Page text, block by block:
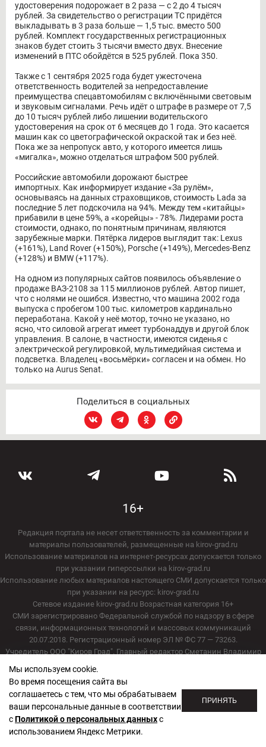
удостоверения подорожает в 2 раза — с 2 до 4 тысяч
рублей. За свидетельство о регистрации ТС придётся
выкладывать в 3 раза больше — 1,5 тыс. вместо 500
рублей. Комплект государственных регистрационных
знаков будет стоить 3 тысячи вместо двух. Внесение
изменений в ПТС обойдётся в 525 рублей. Пока 350.
Также с 1 сентября 2025 года будет ужесточена
ответственность водителей за непредоставление
преимущества спецавтомобилям с включёнными световым
и звуковым сигналами. Речь идёт о штрафе в размере от 7,5
до 10 тысяч рублей либо лишении водительского
удостоверения на срок от 6 месяцев до 1 года. Это касается
машин как со цветографической окраской так и без неё.
Пока же за непропуск авто, у которого имеется лишь
«мигалка», можно отделаться штрафом 500 рублей.
Российские автомобили дорожают быстрее
импортных. Как информирует издание «За рулём»,
основываясь на данных страховщиков, стоимость Lada за
последние 5 лет подскочила на 94%. Между тем «китайцы»
прибавили в цене 59%, а «корейцы» - 78%. Лидерами роста
стоимости, однако, по понятным причинам, являются
зарубежные марки. Пятёрка лидеров выглядит так: Lexus
(+161%), Land Rover (+150%), Porsche (+149%), Mercedes-Benz
(+128%) и BMW (+117%).
На одном из популярных сайтов появилось объявление о
продаже ВАЗ-2108 за 115 миллионов рублей. Автор пишет,
что с нолями не ошибся. Известно, что машина 2002 года
выпуска с пробегом 100 тыс. километров кардинально
переработана. Какой у неё мотор, точно не указано, но
ясно, что силовой агрегат имеет турбонаддув и другой блок
управления. В салоне, в частности, имеются сиденья с
электрической регулировкой, мультимедийная система и
подсветка. Владелец «восьмёрки» согласен и на обмен. Но
только на Aurus Senat.
Поделиться в социальных
16+
Редакция портала не несет ответственность за комментарии и
материалы пользователей, размещенные на kirov-grad.ru
Использование материалов на интернет-ресурсах допускается только
при указании гиперссылки на kirov-grad.ru
Использование любых материалов настоящего СМИ допускается только
при указании на ресурс: kirov-grad.ru
Сетевое издание kirov-grad.ru Возрастная категория 16+
СМИ зарегистрировано Федеральной службой по надзору в сфере
связи, информационных технологий и массовых коммуникаций
20.07.2018. Регистрационный номер ЭЛ № ФС 77 — 73263.
Учредитель ООО "Киров Град". Главный редактор Сметанин Владимир
Адрес редакции: 610000, Кировская область, г. Киров, ул. Московская, д.
40, офис 2/1. Телефон редакции: (8332) 211-101
Политика обработки персональных данных
Мы используем cookie.
Во время посещения сайта вы
соглашаетесь с тем, что мы обрабатываем
ваши персональные данные в соответствии
сПолитикой о персональных данныхс
использованием Яндекс Метрики.
ПРИНЯТЬ